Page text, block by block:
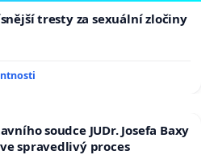
tresty za sexuální zločiny
soudce JUDr. Josefa Baxy
spravedlivý proces